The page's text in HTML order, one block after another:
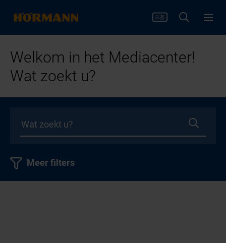
Welkom in het Mediacenter!
Wat zoekt u?
Meer filters